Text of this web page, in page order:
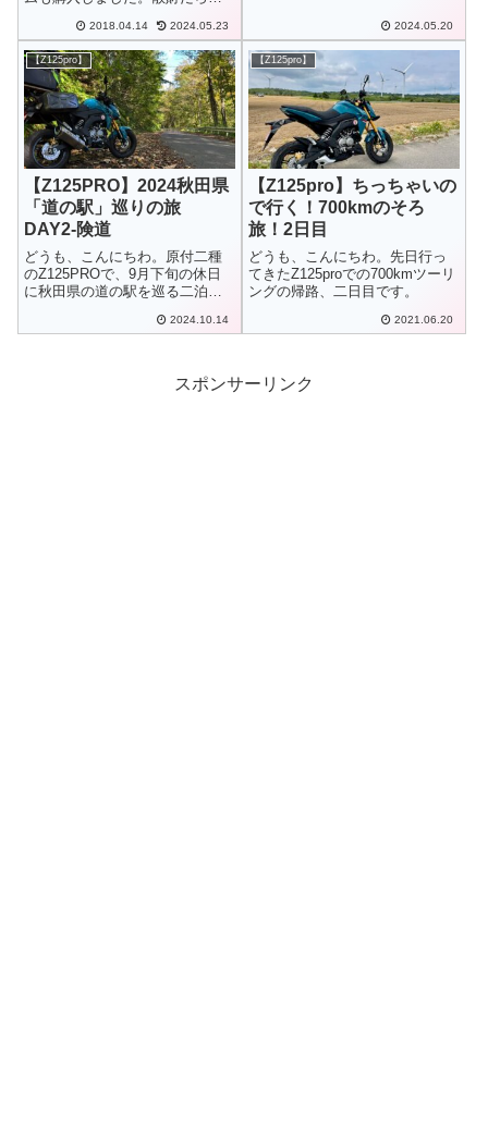
2018.04.14 2024.05.23 2024.05.20
【Z125pro】
【Z125PRO】2024秋田県
「道の駅」巡りの旅
DAY2-険道
どうも、こんにちわ。原付二種
のZ125PROで、9月下旬の休日
に秋田県の道の駅を巡る二泊三
2024.10.14
【Z125pro】
【Z125pro】ちっちゃいの
で行く！700kmのそろ
旅！2日目
どうも、こんにちわ。先日行っ
てきたZ125proでの700kmツーリ
ングの帰路、二日目です。
2021.06.20
スポンサーリンク